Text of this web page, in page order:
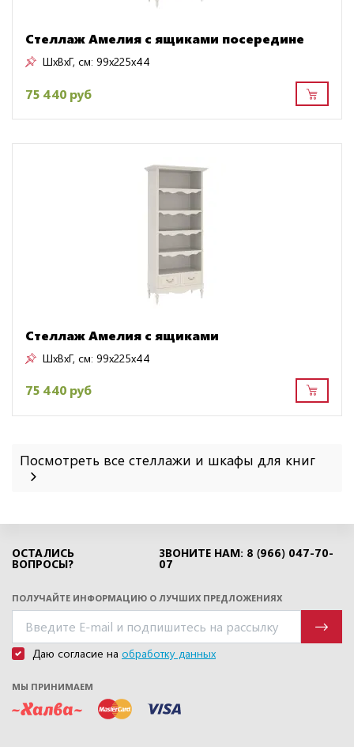
Стеллаж Амелия с ящиками посередине
ШxВxГ, см: 99x225x44
75 440 руб
Стеллаж Амелия с ящиками
ШxВxГ, см: 99x225x44
75 440 руб
Посмотреть все стеллажи и шкафы для книг
ОСТАЛИСЬ
ВОПРОСЫ?
ЗВОНИТЕ НАМ: 8 (966) 047-70-
07
ПОЛУЧАЙТЕ ИНФОРМАЦИЮ О ЛУЧШИХ ПРЕДЛОЖЕНИЯХ
Даю согласие на обработку данных
МЫ ПРИНИМАЕМ